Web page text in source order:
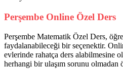
Perşembe Online Özel Ders
Perşembe Matematik Özel Ders,
faydalanabileceği bir seçenektir.
evlerinde rahatça ders alabilmesine
herhangi bir ulaşım sorunu olmadan